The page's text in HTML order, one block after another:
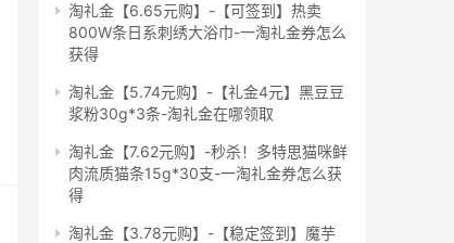
淘礼金【6.65元购】-【可签到】热卖
800W条日系刺绣大浴巾-一淘礼金券怎么
获得
淘礼金【5.74元购】-【礼金4元】黑豆豆
浆粉30g*3条-淘礼金在哪领取
淘礼金【7.62元购】-秒杀！多特思猫咪鲜
肉流质猫条15g*30支-一淘礼金券怎么获
得
淘礼金【3.78元购】-【稳定签到】魔芋